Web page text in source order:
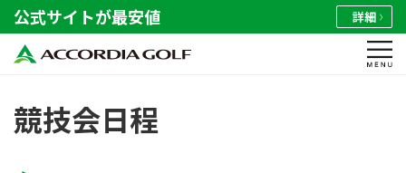
公式サイトが最安値 詳細
競技会日程